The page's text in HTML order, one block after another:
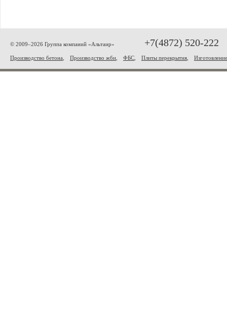
© 2009–2026 Группа компаний «Альтаир»
Производство бетона Производство жби ФБС Плиты перекрытия
+7(4872) 520-222